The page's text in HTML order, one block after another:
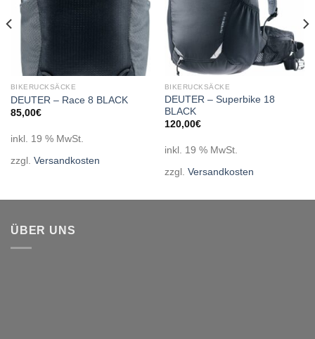
BIKERUCKSÄCKE
DEUTER – Race 8 BLACK
85,00€
inkl. 19 % MwSt.
zzgl. Versandkosten
BIKERUCKSÄCKE
DEUTER – Superbike 18
BLACK
120,00€
inkl. 19 % MwSt.
zzgl. Versandkosten
ÜBER UNS